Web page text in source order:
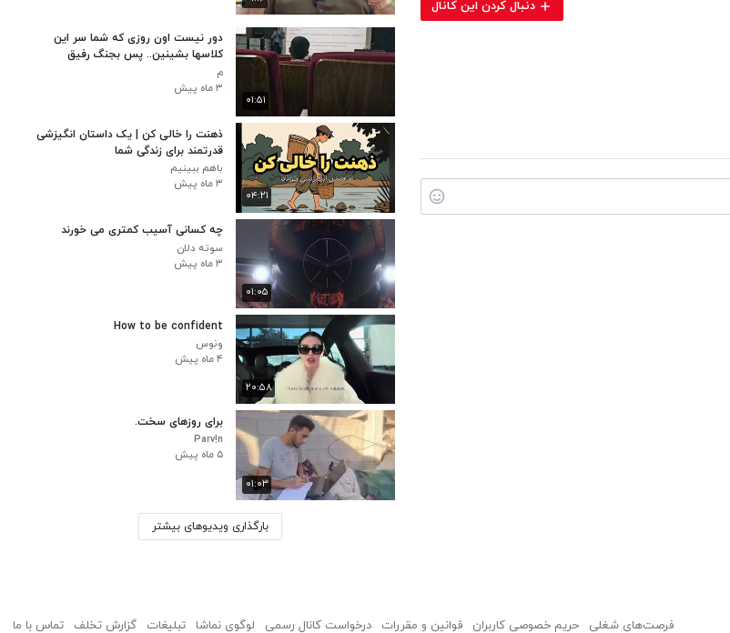
دنبال کردن این کانال
۰۱:۵۱
دور نیست اون روزی که شما سر این
کلاسها بشینین.. پس بجنگ رفیق
م
۳ ماه پیش
۰۴:۲۱
ذهنت را خالی کن | یک داستان انگیزشی
قدرتمند برای زندگی شما
باهم ببینیم
۳ ماه پیش
۰۱:۰۵
چه کسانی آسیب کمتری می خورند
سوته دلان
۳ ماه پیش
۲۰:۵۸
How to be confident
ونوس
۴ ماه پیش
۰۱:۰۳
برای روزهای سخت.
Parv!n
۵ ماه پیش
بارگذاری ویدیوهای بیشتر
فرصت‌های شغلی حریم خصوصی کاربران قوانین و مقررات درخواست کانال رسمی لوگوی نماشا تبلیغات گزارش تخلف تماس با ما